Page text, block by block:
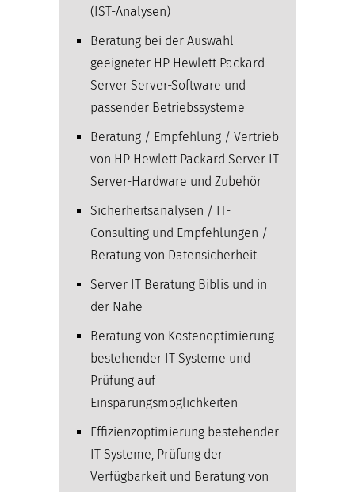
(IST-Analysen)
Beratung bei der Auswahl
geeigneter HP Hewlett Packard
Server Server-Software und
passender Betriebssysteme
Beratung / Empfehlung / Vertrieb
von HP Hewlett Packard Server IT
Server-Hardware und Zubehör
Sicherheitsanalysen / IT-
Consulting und Empfehlungen /
Beratung von Datensicherheit
Server IT Beratung Biblis und in
der Nähe
Beratung von Kostenoptimierung
bestehender IT Systeme und
Prüfung auf
Einsparungsmöglichkeiten
Effizienzoptimierung bestehender
IT Systeme, Prüfung der
Verfügbarkeit und Beratung von